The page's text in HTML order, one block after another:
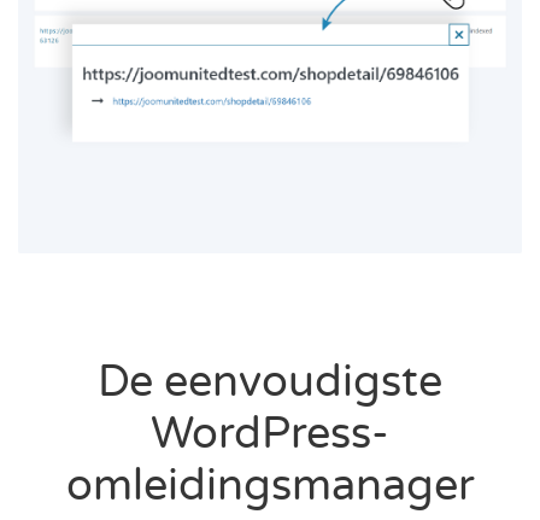
De eenvoudigste
WordPress-
omleidingsmanager